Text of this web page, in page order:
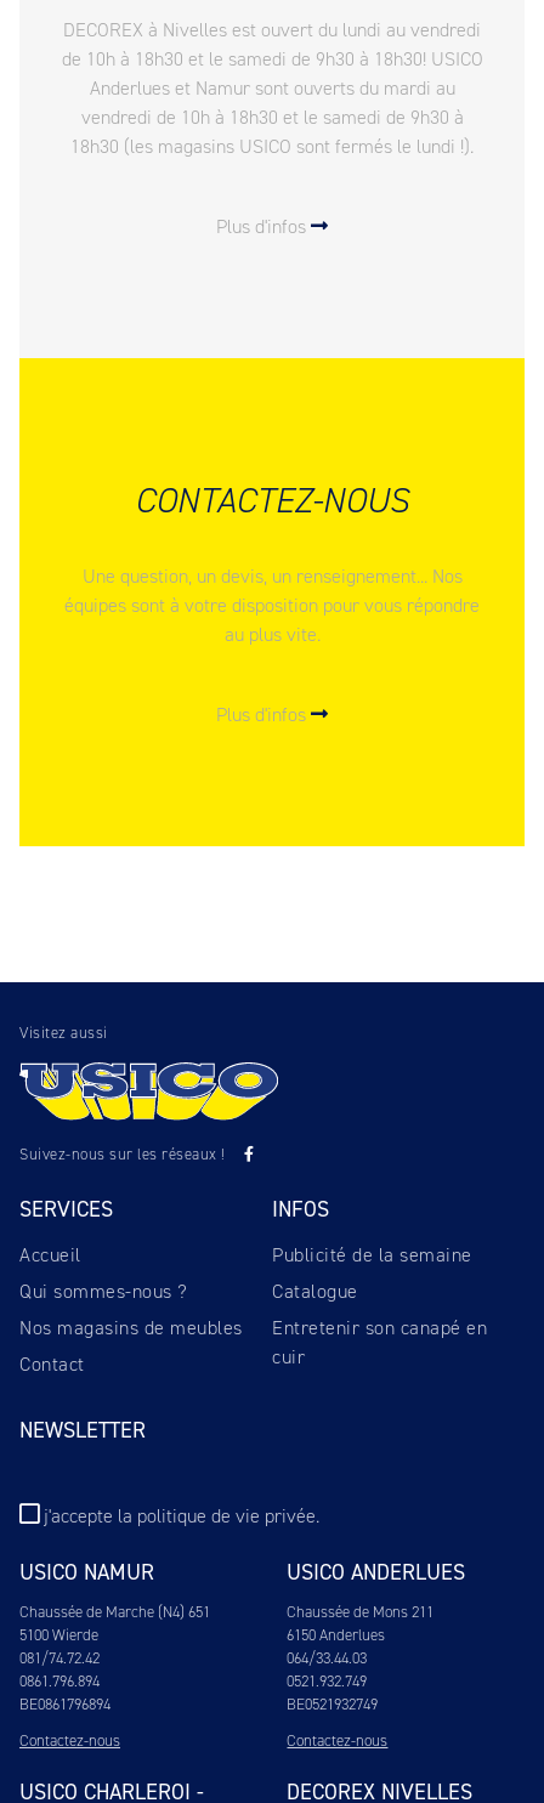
DECOREX à Nivelles est ouvert du lundi au vendredi
de 10h à 18h30 et le samedi de 9h30 à 18h30! USICO
Anderlues et Namur sont ouverts du mardi au
vendredi de 10h à 18h30 et le samedi de 9h30 à
18h30 (les magasins USICO sont fermés le lundi !).
Plus d'infos
CONTACTEZ-NOUS
Une question, un devis, un renseignement... Nos
équipes sont à votre disposition pour vous répondre
au plus vite.
Plus d'infos
Visitez aussi
Suivez-nous sur les réseaux !
SERVICES
Accueil
Qui sommes-nous ?
Nos magasins de meubles
Contact
INFOS
Publicité de la semaine
Catalogue
Entretenir son canapé en
cuir
NEWSLETTER
j'accepte la politique de vie privée.
USICO NAMUR
Chaussée de Marche (N4) 651
5100 Wierde
081/74.72.42
0861.796.894
BE0861796894
Contactez-nous
USICO ANDERLUES
Chaussée de Mons 211
6150 Anderlues
064/33.44.03
0521.932.749
BE0521932749
Contactez-nous
USICO CHARLEROI - DECOREX NIVELLES